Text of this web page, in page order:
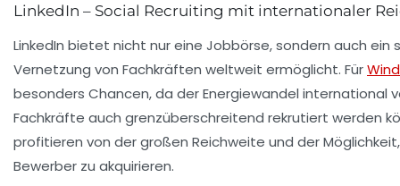
LinkedIn – Social Recruiting mit internationaler
LinkedIn bietet nicht nur eine Jobbörse, sondern auch ein
Vernetzung von Fachkräften weltweit ermöglicht. Für
besonders Chancen, da der Energiewandel international
Fachkräfte auch grenzüberschreitend rekrutiert werden
profitieren von der großen Reichweite und der
Bewerber zu akquirieren.